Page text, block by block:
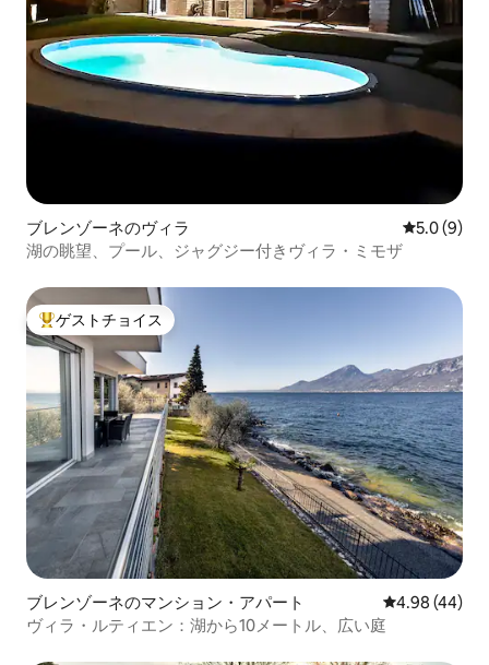
ブレンゾーネのヴィラ レビュー9
5.0 (9)
湖の眺望、プール、ジャグジー付きヴィラ・ミモザ
大好評のゲストチョイスです。
ゲストチョイス
ブレンゾーネのマンション・アパート レビュー44
4.98 (44)
ヴィラ・ルティエン：湖から10メートル、広い庭